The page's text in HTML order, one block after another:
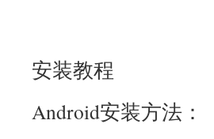
安装教程
Android安装方法：